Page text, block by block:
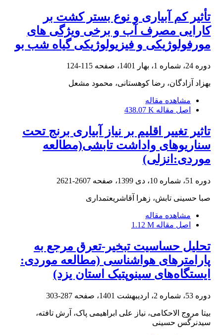
تأثیر کم‌ آبیاری و نوع بستر کشت بر
کارایی مصرف آب و برخی ویژگی‌ های
مورفولوژیکی و فیزیولوژیکی گیاه شب‌ بو
دوره 24، شماره 1، بهار 1401، صفحه 115-124
بهزاد آزادگان، رضا کوهستانی، محمود مشعل
مشاهده مقاله
اصل مقاله 438.07 K
تاثیر تغییر اقلیم بر نیاز آبیاری برنج تحت
سناریوهای ‌واداشت تابشی(مطالعه
موردی:انزلی)
دوره 51، شماره 10، دی 1399، صفحه 2607-2621
صبا حسینی تابش، زهرا آقاشریعتمداری
مشاهده مقاله
اصل مقاله 1.12 M
تحلیل حساسیت تبخیر-تعرق مرجع به
پارامترهای هواشناسی (مطالعه موردی:
ایستگاه‌های سینوپتیک استان یزد)
دوره 53، شماره 2، اردیبهشت 1401، صفحه 287-303
بیتا مروج الاحکامی، نیاز علی ابراهیمی پاک، آرش تافته،
سیدنرگس حسینی